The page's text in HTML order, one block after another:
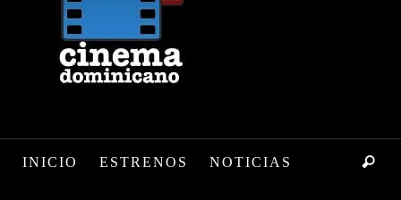
INICIO ESTRENOS NOTICIAS